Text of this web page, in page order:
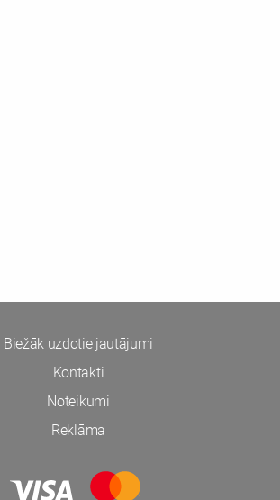
Biežāk uzdotie jautājumi
Kontakti
Noteikumi
Reklāma